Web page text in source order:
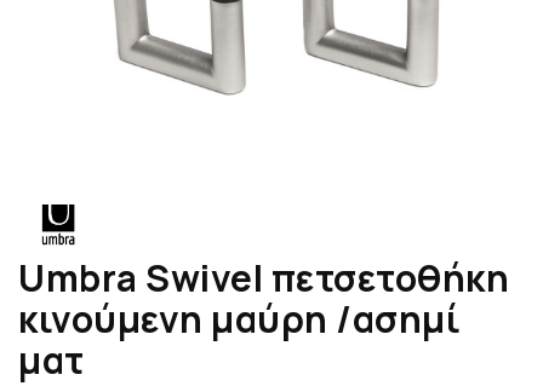
Umbra Swivel πετσετοθήκη
κινούμενη μαύρη /ασημί
ματ